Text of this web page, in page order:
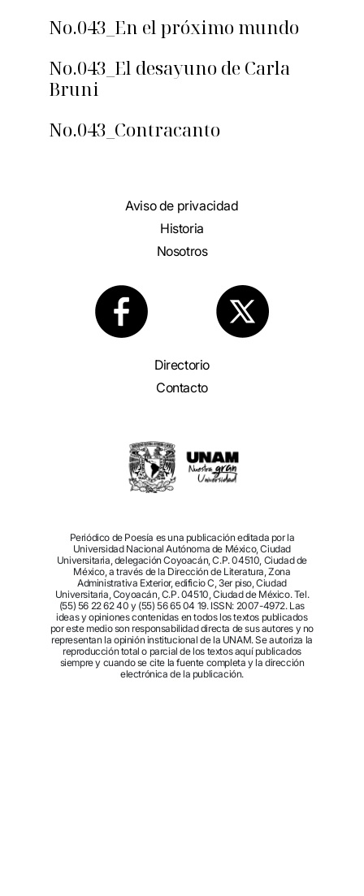
No.043_En el próximo mundo
No.043_El desayuno de Carla
Bruni
No.043_Contracanto
Aviso de privacidad
Historia
Nosotros
Directorio
Contacto
Periódico de Poesía es una publicación editada por la
Universidad Nacional Autónoma de México, Ciudad
Universitaria, delegación Coyoacán, C.P. 04510, Ciudad de
México, a través de la Dirección de Literatura, Zona
Administrativa Exterior, edificio C, 3er piso, Ciudad
Universitaria, Coyoacán, C.P. 04510, Ciudad de México. Tel.
(55) 56 22 62 40 y (55) 56 65 04 19. ISSN: 2007-4972. Las
ideas y opiniones contenidas en todos los textos publicados
por este medio son responsabilidad directa de sus autores y no
representan la opinión institucional de la UNAM. Se autoriza la
reproducción total o parcial de los textos aquí publicados
siempre y cuando se cite la fuente completa y la dirección
electrónica de la publicación.